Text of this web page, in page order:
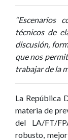
“Escenarios
técnicos de
discusión,
que nos
trabajar de la
La República
materia de
del LA/FT/
robusto,